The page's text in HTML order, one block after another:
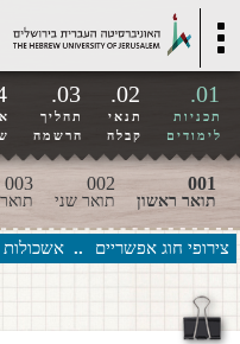
Toggle
navigation
01.
תכניות
לימודים
02.
תנאי
קבלה
03.
תהליך
הרשמה
001
תואר ראשון
002
תואר שני
003
צירופי חוג אפשריים אשכולות